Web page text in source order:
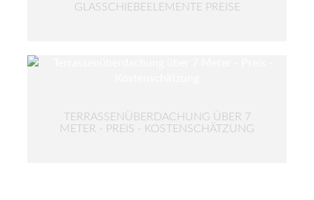
GLASSCHIEBEELEMENTE PREISE
TERRASSENÜBERDACHUNG ÜBER 7
METER - PREIS - KOSTENSCHÄTZUNG